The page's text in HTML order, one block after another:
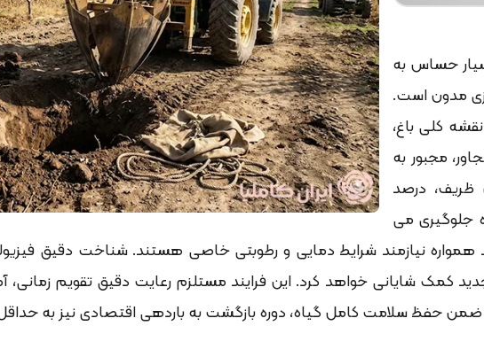
حساس به
مدون است.
کلی باغ،
مجبور به
ظریف، درصد
جلوگیری می
همواره نیازمند شرایط دمایی و رطوبتی خاصی هستند. شناخت دقیق
کمک شایانی خواهد کرد. این فرایند مستلزم رعایت دقیق تقویم زمانی،
حفظ سلامت کامل گیاه، دوره بازگشت به باردهی اقتصادی نیز به